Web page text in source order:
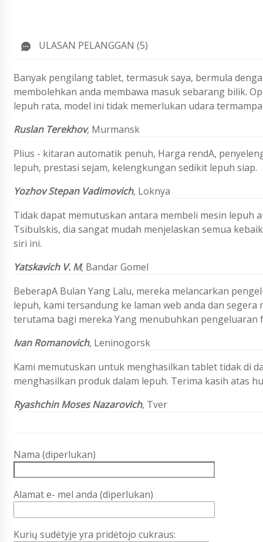
ULASAN PELANGGAN (5)
Banyak pengilang tablet, termasuk saya, bermula
membolehkan anda membawa masuk sebarang bilik.
lepuh rata, model ini tidak memerlukan udara
Ruslan Terekhov, Murmansk
Plius - kitaran automatik penuh, Harga rendA,
lepuh, prestasi sejam, kelengkungan sedikit lepuh siap.
Yozhov Stepan Vadimovich, Loknya
Tidak dapat memutuskan antara membeli mesin lepuh
Tsibulskis, dia sangat mudah menjelaskan semua
siri ini.
Yatskavich V. M, Bandar Gomel
BeberapA Bulan Yang Lalu, mereka melancarkan
lepuh, kami tersandung ke laman web anda dan
terutama bagi mereka Yang menubuhkan pengeluaran
Ivan Romanovich, Leninogorsk
Kami memutuskan untuk menghasilkan tablet tidak di
menghasilkan produk dalam lepuh. Terima kasih atas
Ryashchin Moses Nazarovich, Tver
Nama (diperlukan)
Alamat e- mel anda (diperlukan)
Kurių sudėtyje yra pridėtojo cukraus: